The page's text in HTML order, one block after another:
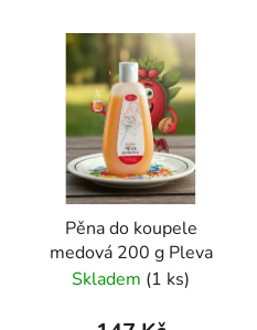
Pěna do koupele
medová 200 g Pleva
Skladem (1 ks)